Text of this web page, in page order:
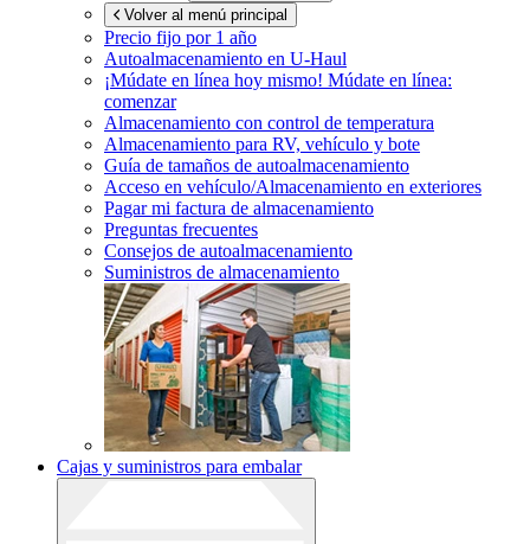
Volver al menú principal
Precio fijo por 1 año
Autoalmacenamiento en U-Haul
¡Múdate en línea hoy mismo! Múdate en línea:
comenzar
Almacenamiento con control de temperatura
Almacenamiento para RV, vehículo y bote
Guía de tamaños de autoalmacenamiento
Acceso en vehículo/Almacenamiento en exteriores
Pagar mi factura de almacenamiento
Preguntas frecuentes
Consejos de autoalmacenamiento
Suministros de almacenamiento
Cajas y suministros para embalar